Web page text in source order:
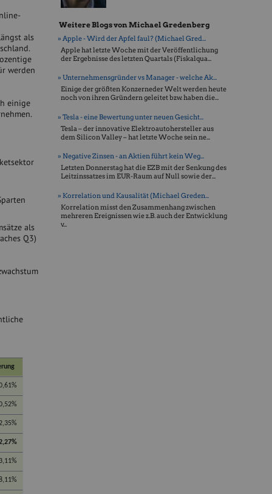
als
werden
einige
als
Q3)
Weitere Blogs von Michael Gredenberg
» Apple - Wird der Apfel faul? (Michael Gred...
Apple hat letzte Woche mit der Veröffentlichung
der Ergebnisse des letzten Quartals (Fiskalqua...
» Unternehmensgründer vs Manager - welche Ak...
Einige der größten Konzerneder Welt werden heute
noch von ihren Gründern geleitet bzw. haben die...
» Tesla - eine Bewertung unter neuen Gesicht...
Tesla – der innovative Elektroautohersteller aus
dem Silicon Valley – hat letzte Woche sein ne...
» Negative Zinsen - an Aktien führt kein Weg...
Letzten Donnerstag hat die EZB mit der Senkung des
Leitzinssatzes im EUR-Raum auf Null sowie der...
» Korrelation und Kausalität (Michael Greden...
Korrelation misst den Zusammenhang zwischen
mehreren Ereignissen wie z.B. auch der Entwicklung
v...